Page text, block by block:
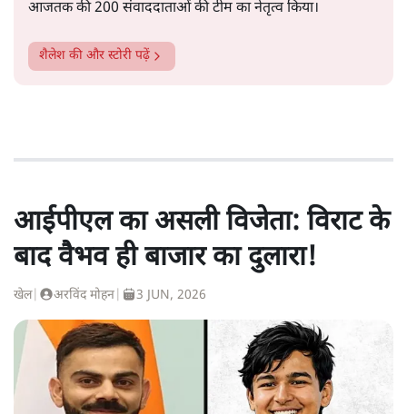
आजतक की 200 संवाददाताओं की टीम का नेतृत्व किया।
शैलेश की और स्टोरी पढ़ें
आईपीएल का असली विजेता: विराट के
बाद वैभव ही बाजार का दुलारा!
खेल| अरविंद मोहन 3 JUN, 2026